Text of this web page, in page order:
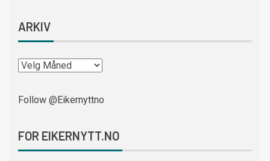
ARKIV
Follow @Eikernyttno
FOR EIKERNYTT.NO